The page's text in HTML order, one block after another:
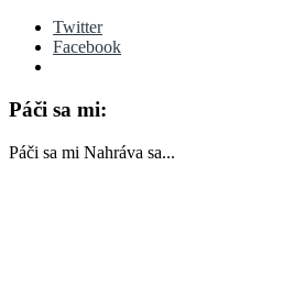
Twitter
Facebook
Páči sa mi:
Páči sa mi Nahráva sa...